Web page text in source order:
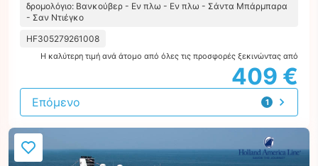
δρομολόγιο: Βανκούβερ - Εν πλω - Εν πλω - Σάντα Μπάρμπαρα
- Σαν Ντιέγκο
HF305279261008
Η καλύτερη τιμή ανά άτομο από όλες τις προσφορές ξεκινώντας από
409 €
1
προσφορά
Επόμενο